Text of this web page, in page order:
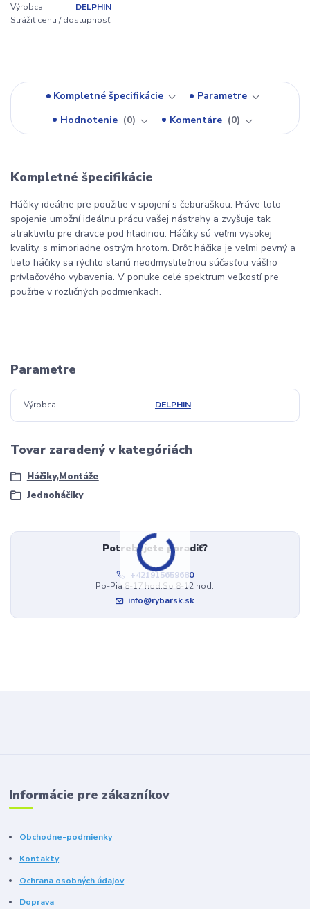
Výrobca:
DELPHIN
Strážiť cenu / dostupnosť
Kompletné špecifikácie
Parametre
Hodnotenie
0 Komentáre 0
Kompletné špecifikácie
Háčiky ideálne pre použitie v spojení s čeburaškou. Práve toto
spojenie umožní ideálnu prácu vašej nástrahy a zvyšuje tak
atraktivitu pre dravce pod hladinou. Háčiky sú veľmi vysokej
kvality, s mimoriadne ostrým hrotom. Drôt háčika je veľmi pevný a
tieto háčiky sa rýchlo stanú neodmysliteľnou súčasťou vášho
prívlačového vybavenia. V ponuke celé spektrum veľkostí pre
použitie v rozličných podmienkach.
Parametre
Výrobca DELPHIN
Tovar zaradený v kategóriách
Háčiky,Montáže
Jednoháčiky
Potrebujete poradiť?
+421915659680
Po-Pia 8-17 hod.So 8-12 hod.
info@rybarsk.sk
Informácie pre zákazníkov
Obchodne-podmienky
Kontakty
Ochrana osobných údajov
Doprava